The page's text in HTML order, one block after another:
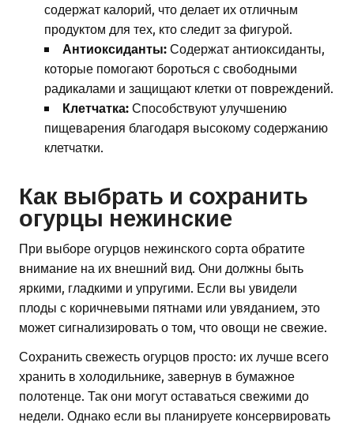
содержат калорий, что делает их отличным
продуктом для тех, кто следит за фигурой.
Антиоксиданты: Содержат антиоксиданты,
которые помогают бороться с свободными
радикалами и защищают клетки от повреждений.
Клетчатка: Способствуют улучшению
пищеварения благодаря высокому содержанию
клетчатки.
Как выбрать и сохранить
огурцы нежинские
При выборе огурцов нежинского сорта обратите
внимание на их внешний вид. Они должны быть
яркими, гладкими и упругими. Если вы увидели
плоды с коричневыми пятнами или увяданием, это
может сигнализировать о том, что овощи не свежие.
Сохранить свежесть огурцов просто: их лучше всего
хранить в холодильнике, завернув в бумажное
полотенце. Так они могут оставаться свежими до
недели. Однако если вы планируете консервировать